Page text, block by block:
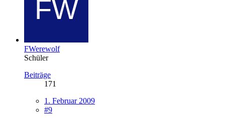
FWerewolf
Schüler
Beiträge
171
1. Februar 2009
#9